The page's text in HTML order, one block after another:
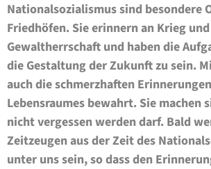
Nationalsozialismus sind besondere
Friedhöfen. Sie erinnern an Krieg und
Gewaltherrschaft und haben die
die Gestaltung der Zukunft zu sein.
auch die schmerzhaften
Lebensraumes bewahrt. Sie machen
nicht vergessen werden darf. Bald
Zeitzeugen aus der Zeit des
unter uns sein, so dass den